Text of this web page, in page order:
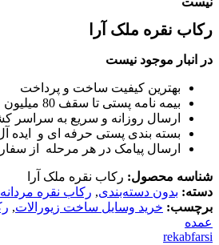
رکاب نقره ملک آرا
در انبار موجود نیست
بهترین کیفیت ساخت و پرداخت
بیمه نامه پستی تا سقف 80 میلیون
ارسال روزانه و سریع به سراسر
بسته بندی پستی حرفه ای و ایده
ارسال پیامک در هر مرحله از
شناسه محصول: رکاب نقره ملک آرا
دسته: بدون دسته‌بندی, رکاب نقره مردانه
برچسب: خرید وسایل ساخت زیورالات,
عمده
rekabfarsi